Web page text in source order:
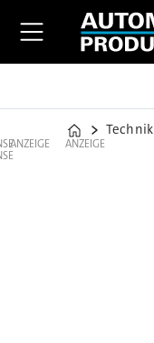
Home
Technik
ANZEIGE ANZEIGE